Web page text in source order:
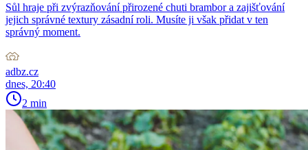
Sůl hraje při zvýrazňování přirozené chuti brambor a zajišťování
jejich správné textury zásadní roli. Musíte ji však přidat v ten
správný moment.
adbz.cz
dnes, 20:40
2 min